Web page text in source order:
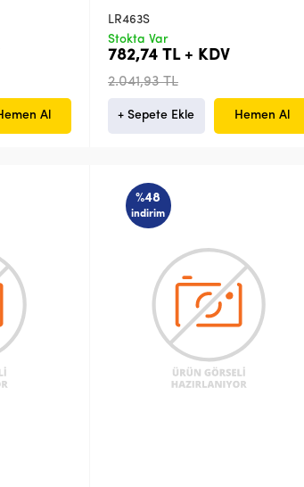
Al
LR463S
Stokta Var
782,74 TL + KDV
2.041,93 TL
+ Sepete Ekle Hemen Al
%48
indirim